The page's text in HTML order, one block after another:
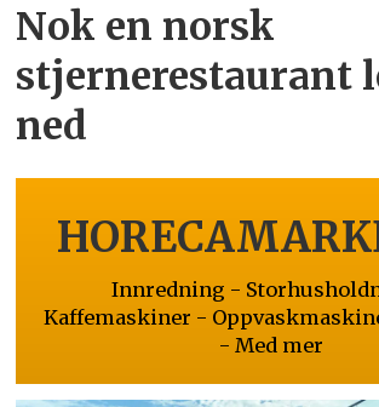
Nok en norsk
stjernerestaurant
ned
Innredning -
Kaffemaskiner -
- Med mer